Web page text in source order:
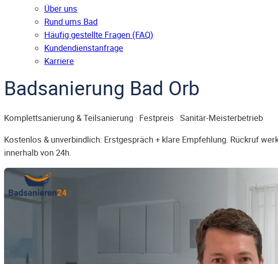
Über uns
Rund ums Bad
Häufig gestellte Fragen (FAQ)
Kunden­dienst­anfrage
Karriere
Badsanierung Bad Orb
Komplettsanierung & Teilsanierung · Festpreis · Sanitär-Meisterbetrieb
Kostenlos & unverbindlich: Erstgespräch + klare Empfehlung. Rückruf
innerhalb von 24h.